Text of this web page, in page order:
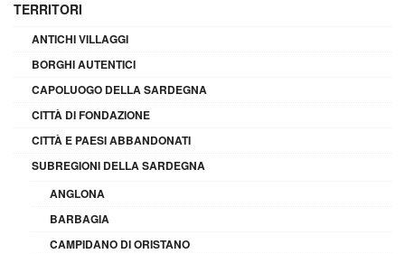
TERRITORI
ANTICHI VILLAGGI
BORGHI AUTENTICI
CAPOLUOGO DELLA SARDEGNA
CITTÀ DI FONDAZIONE
CITTÀ E PAESI ABBANDONATI
SUBREGIONI DELLA SARDEGNA
ANGLONA
BARBAGIA
CAMPIDANO DI ORISTANO